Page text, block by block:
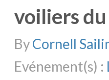
voiliers
ByCornell
Evénement(s) :